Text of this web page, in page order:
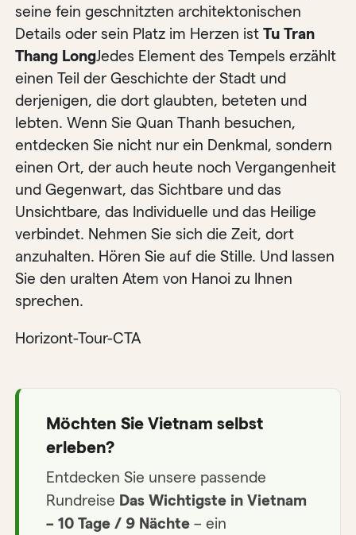
seine fein geschnitzten architektonischen
Details oder sein Platz im Herzen istTu Tran
Thang LongJedes Element des Tempels erzählt
einen Teil der Geschichte der Stadt und
derjenigen, die dort glaubten, beteten und
lebten. Wenn Sie Quan Thanh besuchen,
entdecken Sie nicht nur ein Denkmal, sondern
einen Ort, der auch heute noch Vergangenheit
und Gegenwart, das Sichtbare und das
Unsichtbare, das Individuelle und das Heilige
verbindet. Nehmen Sie sich die Zeit, dort
anzuhalten. Hören Sie auf die Stille. Und lassen
Sie den uralten Atem von Hanoi zu Ihnen
sprechen.
Horizont-Tour-CTA
Möchten Sie Vietnam selbst
erleben?
Entdecken Sie unsere passende
Rundreise Das Wichtigste in Vietnam
– 10 Tage / 9 Nächte– ein